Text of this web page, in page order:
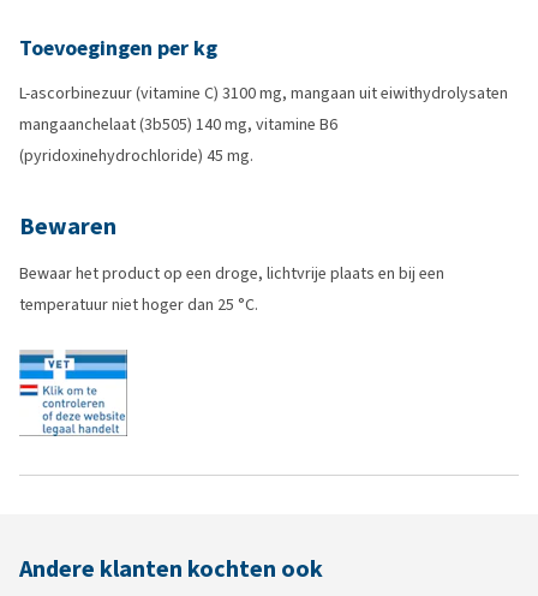
Toevoegingen per kg
L-ascorbinezuur (vitamine C) 3100 mg, mangaan uit eiwithydrolysaten
mangaanchelaat (3b505) 140 mg, vitamine B6
(pyridoxinehydrochloride) 45 mg.
Bewaren
Bewaar het product op een droge, lichtvrije plaats en bij een
temperatuur niet hoger dan 25 °C.
Andere klanten kochten ook